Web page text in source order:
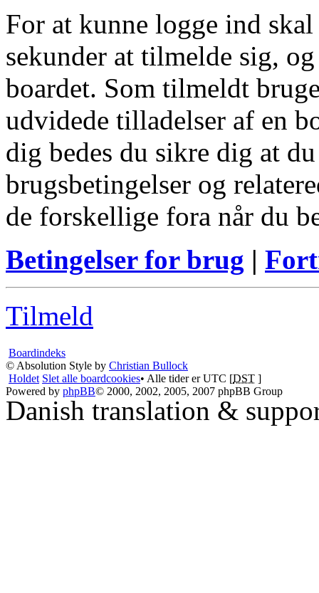
For at kunne logge ind
sekunder at tilmelde sig,
boardet. Som tilmeldt
udvidede tilladelser af en
dig bedes du sikre dig at
brugsbetingelser og
de forskellige fora når du
Betingelser for brug |
Tilmeld
Boardindeks
© Absolution Style by Christian Bullock
Holdet Slet alle boardcookies• Alle tider er UTC [DST ]
Powered by phpBB© 2000, 2002, 2005, 2007 phpBB Group
Danish translation &